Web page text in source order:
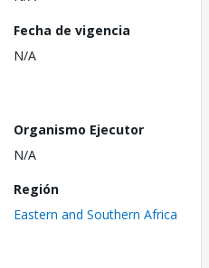
Fecha de vigencia
N/A
Organismo Ejecutor
N/A
Región
Eastern and Southern Africa